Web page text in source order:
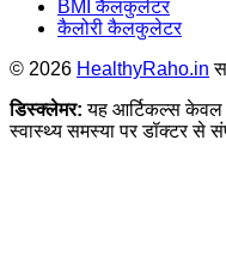
BMI कैलकुलेटर
कैलोरी कैलकुलेटर
© 2026 HealthyRaho.in
डिस्क्लेमर: यह आर्टिकल्स केवल
स्वास्थ्य समस्या पर डॉक्टर से